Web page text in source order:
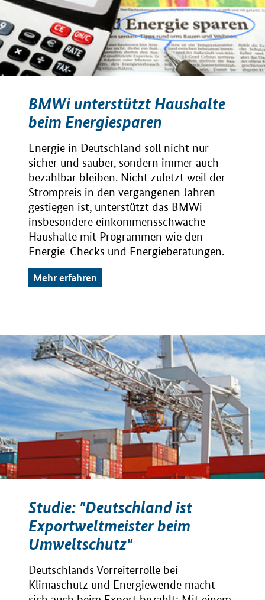
BMWi unterstützt Haushalte
beim Energiesparen
Energie in Deutschland soll nicht nur
sicher und sauber, sondern immer auch
bezahlbar bleiben. Nicht zuletzt weil der
Strompreis in den vergangenen Jahren
gestiegen ist, unterstützt das BMWi
insbesondere einkommensschwache
Haushalte mit Programmen wie den
Energie-Checks und Energieberatungen.
Mehr erfahren
Studie: "Deutschland ist
Exportweltmeister beim
Umweltschutz"
Deutschlands Vorreiterrolle bei
Klimaschutz und Energiewende macht